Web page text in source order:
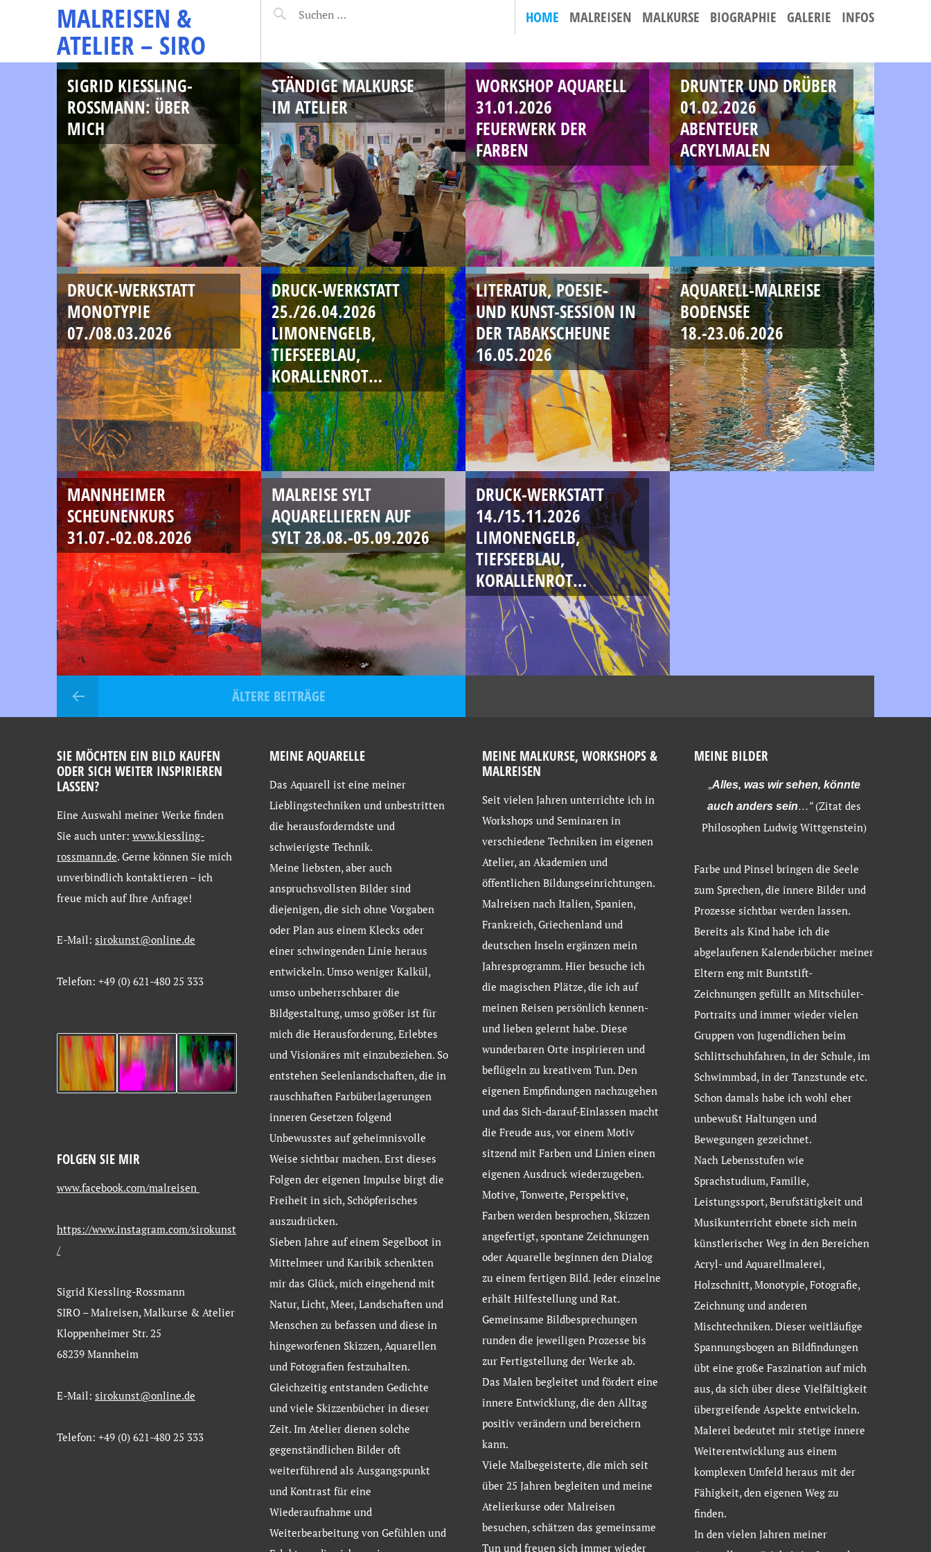
MALREISEN &
ATELIER – SIRO
HOME MALREISEN MALKURSE BIOGRAPHIE GALERIE INFOS
SIGRID KIESSLING-
ROSSMANN: ÜBER
MICH
STÄNDIGE MALKURSE
IM ATELIER
WORKSHOP AQUARELL
31.01.2026
FEUERWERK DER
FARBEN
DRUNTER UND DRÜBER
01.02.2026
ABENTEUER
ACRYLMALEN
DRUCK-WERKSTATT
MONOTYPIE
07./08.03.2026
DRUCK-WERKSTATT
25./26.04.2026
LIMONENGELB,
TIEFSEEBLAU,
KORALLENROT…
LITERATUR, POESIE-
UND KUNST-SESSION IN
DER TABAKSCHEUNE
16.05.2026
AQUARELL-MALREISE
BODENSEE
18.-23.06.2026
MANNHEIMER
SCHEUNENKURS
31.07.-02.08.2026
MALREISE SYLT
AQUARELLIEREN AUF
SYLT 28.08.-05.09.2026
DRUCK-WERKSTATT
14./15.11.2026
LIMONENGELB,
TIEFSEEBLAU,
KORALLENROT…
ÄLTERE BEITRÄGE
SIE MÖCHTEN EIN BILD KAUFEN
ODER SICH WEITER INSPIRIEREN
LASSEN?
Eine Auswahl meiner Werke finden
Sie auch unter: www.kiessling-
rossmann.de. Gerne können Sie mich
unverbindlich kontaktieren –ich
freue mich aufIhre Anfrage!
E-Mail: sirokunst@online.de
Telefon: +49 (0) 621-480 25 333
FOLGEN SIE MIR
www.facebook.com/malreisen
https://www.instagram.com/sirokunst
/
Sigrid Kiessling-Rossmann
SIRO – Malreisen, Malkurse & Atelier
Kloppenheimer Str. 25
68239 Mannheim
E-Mail: sirokunst@online.de
Telefon: +49 (0) 621-480 25 333
MEINE AQUARELLE
Das Aquarell ist eine meiner
Lieblingstechniken und unbestritten
die herausforderndste und
schwierigste Technik.
Meine liebsten, aber auch
anspruchsvollsten Bilder sind
diejenigen, die sich ohne Vorgaben
oder Plan aus einem Klecks oder
einer schwingenden Linie heraus
entwickeln. Umso weniger Kalkül,
umso unbeherrschbarer die
Bildgestaltung, umso größer ist für
mich die Herausforderung, Erlebtes
und Visionäres mit einzubeziehen. So
entstehen Seelenlandschaften, die in
rauschhaften Farbüberlagerungen
inneren Gesetzen folgend
Unbewusstes auf geheimnisvolle
Weise sichtbar machen. Erst dieses
Folgen der eigenen Impulse birgt die
Freiheit in sich, Schöpferisches
auszudrücken.
Sieben Jahre auf einem Segelboot in
Mittelmeer und Karibik schenkten
mir das Glück, mich eingehend mit
Natur, Licht, Meer, Landschaften und
Menschen zu befassen und diese in
hingeworfenen Skizzen, Aquarellen
und Fotografien festzuhalten.
Gleichzeitig entstanden Gedichte
und viele Skizzenbücher in dieser
Zeit. Im Atelier dienen solche
gegenständlichen Bilder oft
weiterführend als Ausgangspunkt
und Kontrast für eine
Wiederaufnahme und
Weiterbearbeitung von Gefühlen und
MEINE MALKURSE, WORKSHOPS &
MALREISEN
Seit vielen Jahren unterrichte ich in
Workshops und Seminaren in
verschiedene Techniken im eigenen
Atelier, an Akademien und
öffentlichen Bildungseinrichtungen.
Malreisen nach Italien, Spanien,
Frankreich, Griechenland und
deutschen Inseln ergänzen mein
Jahresprogramm. Hier besuche ich
die magischen Plätze, die ich auf
meinen Reisen persönlich kennen-
und lieben gelernt habe. Diese
wunderbaren Orte inspirieren und
beflügeln zu kreativem Tun. Den
eigenen Empfindungen nachzugehen
und das Sich-darauf-Einlassen macht
die Freude aus, vor einem Motiv
sitzend mit Farben und Linien einen
eigenen Ausdruck wiederzugeben.
Motive, Tonwerte, Perspektive,
Farben werden besprochen, Skizzen
angefertigt, spontane Zeichnungen
oder Aquarelle beginnen den Dialog
zu einem fertigen Bild. Jeder einzelne
erhält Hilfestellung und Rat.
Gemeinsame Bildbesprechungen
runden die jeweiligen Prozesse bis
zur Fertigstellung der Werke ab.
Das Malen begleitet und fördert eine
innere Entwicklung, die den Alltag
positiv verändern und bereichern
kann.
Viele Malbegeisterte, die mich seit
über 25 Jahren begleiten und meine
Atelierkurse oder Malreisen
besuchen, schätzen das gemeinsame
Tun und freuen sich immer wieder
MEINE BILDER
„Alles, was wir sehen, könnte
auch anders sein…“(Zitat des
Philosophen Ludwig Wittgenstein)
Farbe und Pinsel bringen die Seele
zum Sprechen, die innere Bilder und
Prozesse sichtbar werden lassen.
Bereits als Kind habe ich die
abgelaufenen Kalenderbücher meiner
Eltern eng mit Buntstift-
Zeichnungen gefüllt an Mitschüler-
Portraits und immer wieder vielen
Gruppen von Jugendlichen beim
Schlittschuhfahren, in der Schule, im
Schwimmbad, in der Tanzstunde etc.
Schon damals habe ich wohl eher
unbewußt Haltungen und
Bewegungen gezeichnet.
Nach Lebensstufen wie
Sprachstudium, Familie,
Leistungssport, Berufstätigkeit und
Musikunterricht ebnete sich mein
künstlerischer Weg in den Bereichen
Acryl- und Aquarellmalerei,
Holzschnitt, Monotypie, Fotografie,
Zeichnung und anderen
Mischtechniken. Dieser weitläufige
Spannungsbogen an Bildfindungen
übt eine große Faszination auf mich
aus, da sich über diese Vielfältigkeit
übergreifende Aspekte entwickeln.
Malerei bedeutet mir stetige innere
Weiterentwicklung aus einem
komplexen Umfeld heraus mit der
Fähigkeit, den eigenen Weg zu
finden.
In den vielen Jahren meiner